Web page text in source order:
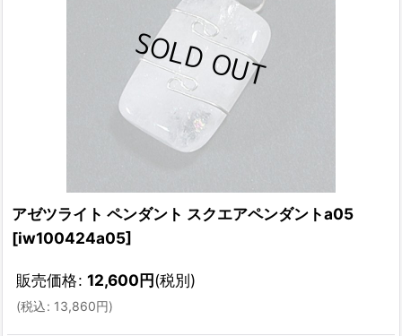
アゼツライト ペンダント スクエアペンダントa05
[iw100424a05]
販売価格: 12,600円(税別)
(税込: 13,860円)